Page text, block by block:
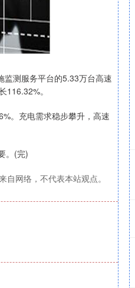
测服务平台的5.33万台高速
。
。充电需求稳步攀升，高速
。(完)
自网络，不代表本站观点。